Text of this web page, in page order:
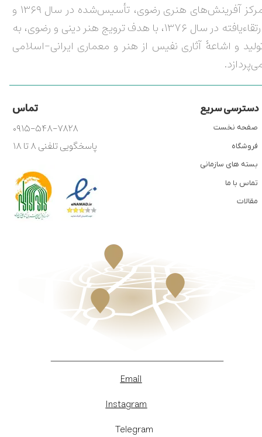
مرکز آفرینش‌های هنری رضوی، تأسیس‌شده در سال ۱۳۶۹ و
ارتقاءیافته در سال ۱۳۷۶، با هدف ترویج هنر دینی و رضوی، به
و اشاعۀ آثاری نفیس از هنر و معماری ایرانی-اسلامی
دسترسی سریع تماس
۰۹۱۵-۵۴۸-۷۸۲۸
پاسخگویی تلفنی ۸ تا ۱۸
صفحه نخست
فروشگاه
بسته های سازمانی
تماس با ما
مقالات
Email
Instagram
​Telegram